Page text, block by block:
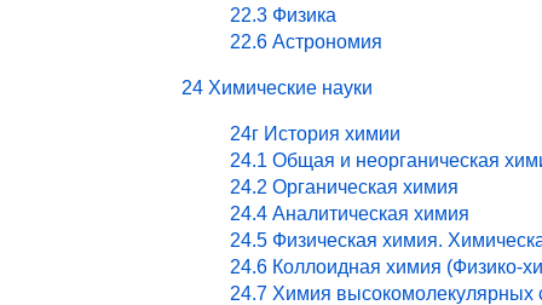
22.3 Физика
22.6 Астрономия
24 Химические науки
24г История химии
24.1 Общая и неорганическая
24.2 Органическая химия
24.4 Аналитическая химия
24.5 Физическая химия.
24.6 Коллоидная химия (Физико-
24.7 Химия высокомолекулярных